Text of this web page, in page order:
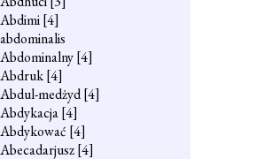
Abdimi[4]
abdominalis
Abdominalny[4]
Abdruk[4]
Abdul-medżyd[4]
Abdykacja[4]
Abdykować [4]
Abecadarjusz[4]